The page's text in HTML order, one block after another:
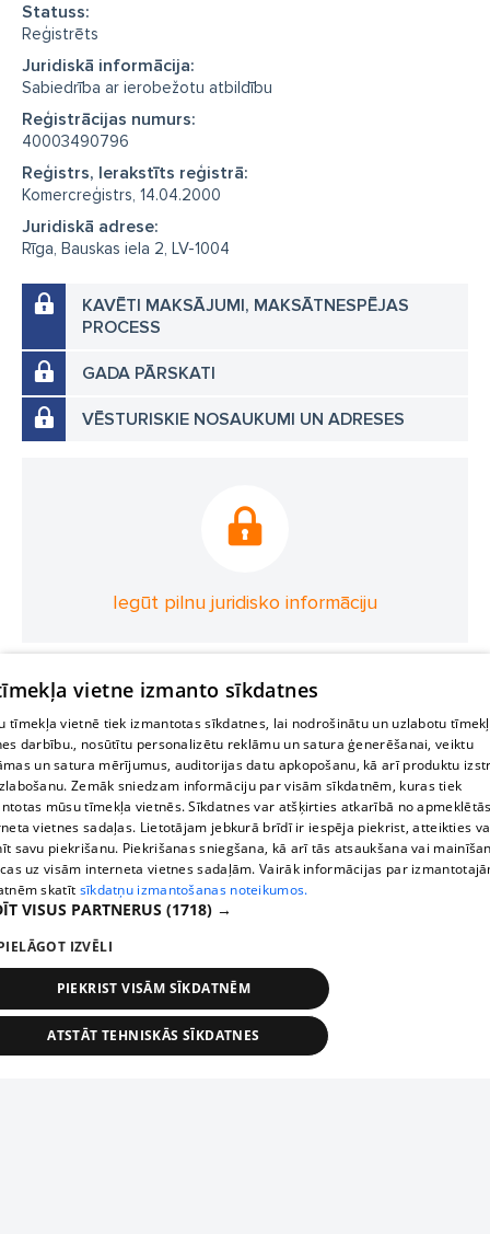
Statuss:
Reģistrēts
Juridiskā informācija:
Sabiedrība ar ierobežotu atbildību
Reģistrācijas numurs:
40003490796
Reģistrs, Ierakstīts reģistrā:
Komercreģistrs, 14.04.2000
Juridiskā adrese:
Rīga, Bauskas iela 2, LV-1004
KAVĒTI MAKSĀJUMI, MAKSĀTNESPĒJAS
PROCESS
GADA PĀRSKATI
VĒSTURISKIE NOSAUKUMI UN ADRESES
Iegūt pilnu juridisko informāciju
vietne izmanto sīkdatnes
tīmekļa vietnē tiek izmantotas sīkdatnes, lai nodrošinātu un uzlabotu
darbību., nosūtītu personalizētu reklāmu un satura ģenerēšanai, veiktu
un satura mērījumus, auditorijas datu apkopošanu, kā arī produktu
Zemāk sniedzam informāciju par visām sīkdatnēm, kuras tiek
mūsu tīmekļa vietnēs. Sīkdatnes var atšķirties atkarībā no
vietnes sadaļas. Lietotājam jebkurā brīdī ir iespēja piekrist, atteikties
savu piekrišanu. Piekrišanas sniegšana, kā arī tās atsaukšana vai
uz visām interneta vietnes sadaļām. Vairāk informācijas par
skatīt sīkdatņu izmantošanas noteikumos.
VISUS PARTNERUS (1718) →
IZVĒLI
PIEKRIST VISĀM SĪKDATNĒM
ATSTĀT TEHNISKĀS SĪKDATNES